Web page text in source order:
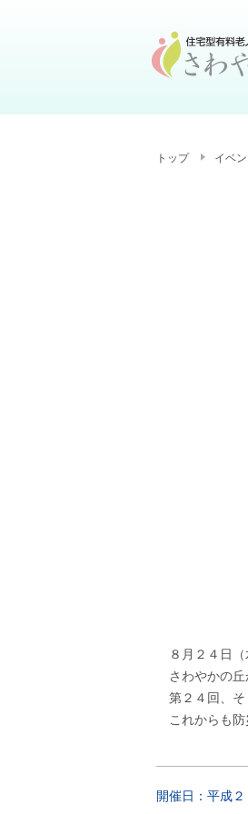
トップ イベ
８月２４日（
さわやかの丘
第２４回、そ
これからも防
開催日：平成